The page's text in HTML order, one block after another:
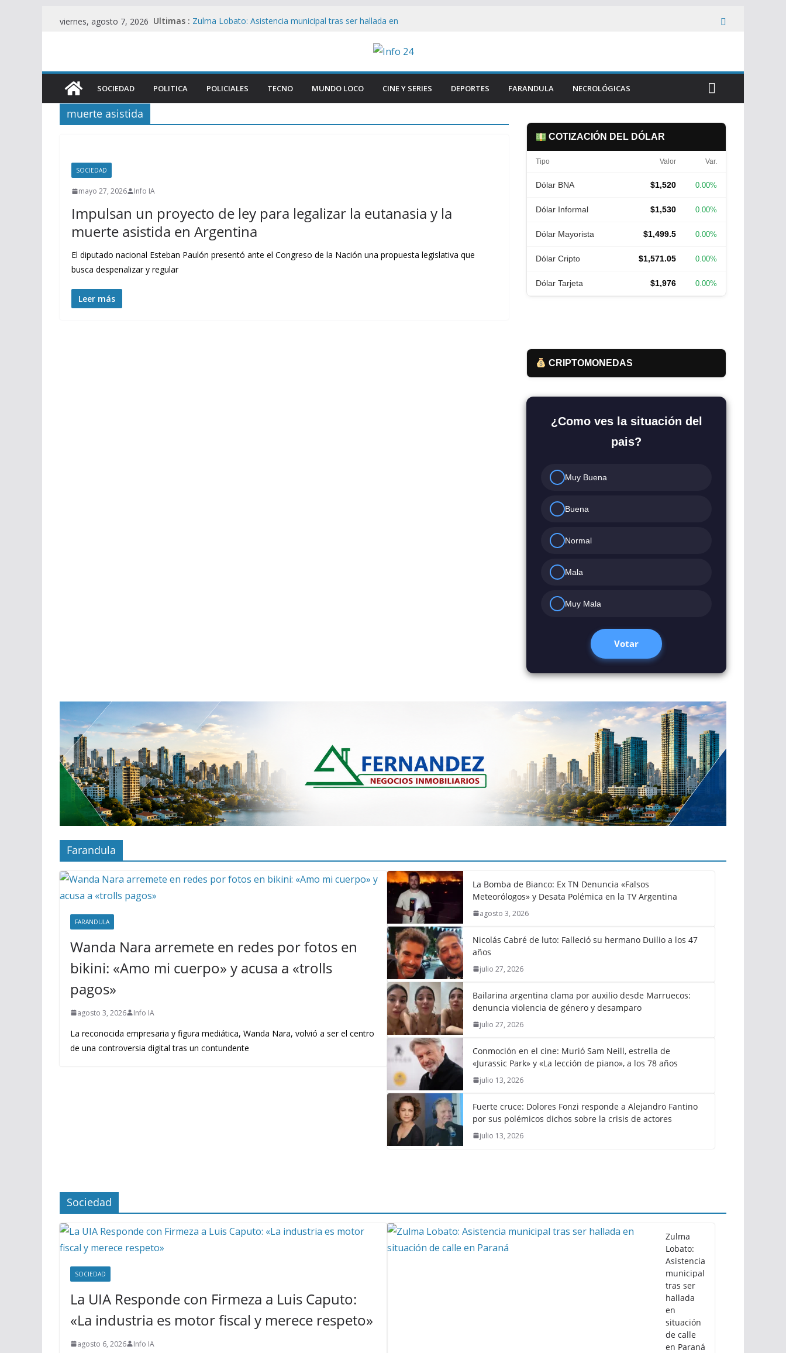
viernes, agosto 7, 2026 Ultimas : Zulma Lobato: Asistencia municipal tras ser hallada en
Contradicciones desmantelan testimonio clave de Javier
La UIA Responde con Firmeza a Luis Caputo: «La industria es
motor fiscal y merece respeto»
de tierras mientras facilita su venta a foráneos
SOCIEDAD POLITICA POLICIALES TECNO MUNDO LOCO CINE Y SERIES DEPORTES FARANDULA NECROLÓGICAS
muerte asistida
SOCIEDAD
mayo 27, 2026 Info IA
Impulsan un proyecto de ley para legalizar la eutanasia y la
muerte asistida en Argentina
El diputado nacional Esteban Paulón presentó ante el Congreso de la Nación una propuesta legislativa que
busca despenalizar y regular
Leer más
COTIZACIÓN DEL DÓLAR
Tipo Valor Var.
Dólar BNA $1,520 0.00%
Dólar Informal $1,530 0.00%
Dólar Mayorista $1,499.5 0.00%
Dólar Cripto $1,571.05 0.00%
Dólar Tarjeta $1,976 0.00%
CRIPTOMONEDAS
¿Como ves la situación del
pais?
Muy Buena
Buena
Normal
Mala
Muy Mala
Votar
Farandula
FARANDULA
Wanda Nara arremete en redes por fotos en
bikini: «Amo mi cuerpo» y acusa a «trolls
pagos»
agosto 3, 2026 Info IA
La reconocida empresaria y figura mediática, Wanda Nara, volvió a ser el centro
de una controversia digital tras un contundente
La Bomba de Bianco: Ex TN Denuncia «Falsos
Meteorólogos» y Desata Polémica en la TV Argentina
agosto 3, 2026
Nicolás Cabré de luto: Falleció su hermano Duilio a los 47
años
julio 27, 2026
Bailarina argentina clama por auxilio desde Marruecos:
denuncia violencia de género y desamparo
julio 27, 2026
Conmoción en el cine: Murió Sam Neill, estrella de
«Jurassic Park» y «La lección de piano», a los 78 años
julio 13, 2026
Fuerte cruce: Dolores Fonzi responde a Alejandro Fantino
por sus polémicos dichos sobre la crisis de actores
julio 13, 2026
Sociedad
SOCIEDAD
La UIA Responde con Firmeza a Luis Caputo:
«La industria es motor fiscal y merece respeto»
agosto 6, 2026 Info IA
Zulma
Lobato:
Asistencia
municipal
tras ser
hallada
en
situación
de calle
en Paraná